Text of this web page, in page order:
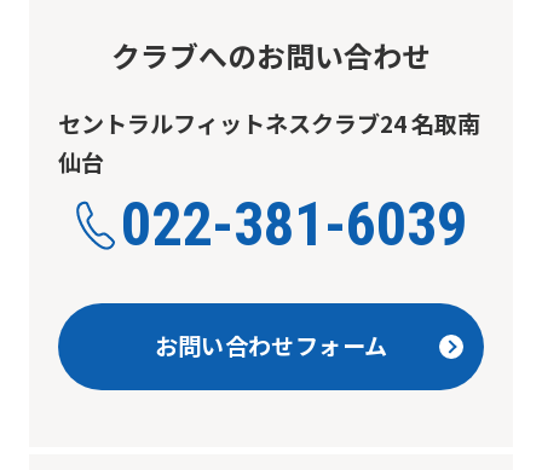
クラブへのお問い合わせ
セントラルフィットネスクラブ24 名取南
仙台
022-381-6039
お問い合わせフォーム